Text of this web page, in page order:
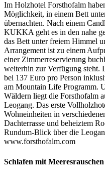
Im Holzhotel Forsthofalm
Möglichkeit, in einem Bett
übernachten. Nach einem
KUKKA geht es in den nahe
das Bett unter freiem Himmel
Arrangement ist zu einem
einer Zimmerreservierung
weiterhin zur Verfügung steht.
bei 137 Euro pro Person
am Mountain Life Programm.
Wäldern liegt die Forsthofalm
Leogang. Das erste
Wohneinheiten in
Dachterrasse und beheiztem
Rundum-Blick über die
www.forsthofalm.com
Schlafen mit Meeresrauschen